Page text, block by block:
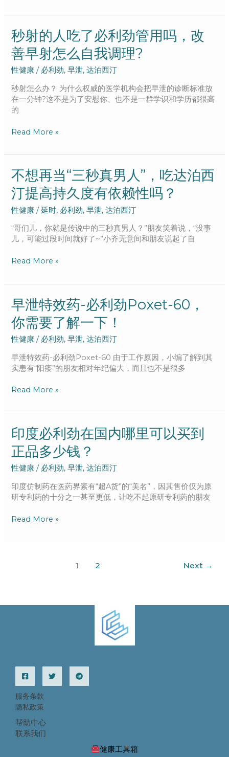
怎
么
办？
秒射的人吃了必利劲管用吗，改
善早射怎么自我调理?
性健康 / 必利劲,早泄,达泊西汀
秒射怎么办？ 为什么权威的医学机构会把早泄的诊断标准放
在一分钟?这不是为了安慰你、也不是一群学识和学历都很高
的
秒
射
的
人
吃
了
必
利
管
善
早
射
怎
么
自
我
理?
Read More »
不想再当“三秒真男人”，吃达泊西
汀提高持久度有依赖性吗？
性健康 /延时, 必利劲,早泄,达泊西汀
​​“哥们儿，你就是传说中的三秒真男人？”朋友笑着说，“没事
儿，可能过段时间就好了~”小齐无意间和朋友说起了自
不
想
再
当
“三
秒
真
人”，
西
汀
提
高
持
久
度
有
依
Read More »
早泄特效药-必利劲Poxet-60，
你需要了解一下！
性健康 / 必利劲,早泄,达泊西汀
早泄特效药-必利劲Poxet-60 由于工作原因，小编了解到其
实患有“阳痿”的朋友相对年纪偏大，而且也不是很多
早
泄
特
效
药-
必
利
Poxet-
要
了
解
下！
Read More »
印度必利劲在国内哪里可以买到
正品多少钱？
性健康 / 必利劲,早泄,达泊西汀
印度仿制药在医葯界素有“超A货”的“美名”，因其售价仅为原
研专利葯的十分之一甚至更低，让吃不起原研专利葯的朋友
印
度
必
劲
在
国
哪
Read More »
1 2 Next →
服务条款
隐私政策
帮助中心
联系我们
健康工具箱